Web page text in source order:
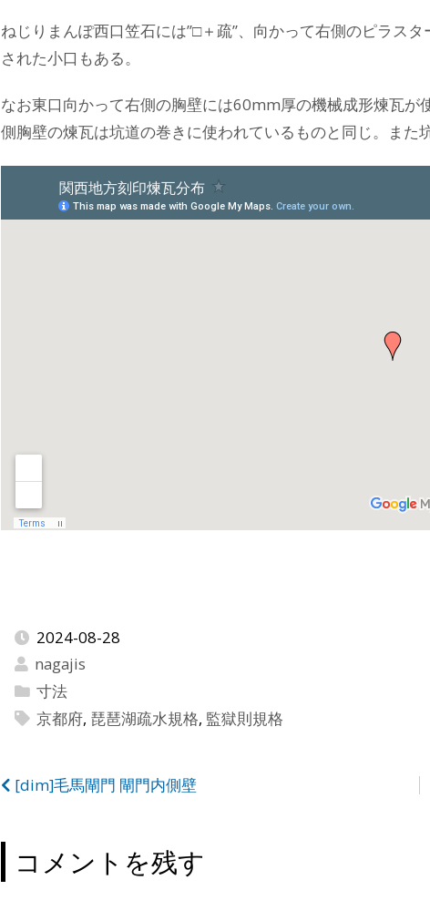
ねじりまんぽ西口笠石には”□＋疏”、向かって右側のピラス
された小口もある。
なお東口向かって右側の胸壁には60mm厚の機械成形煉瓦
側胸壁の煉瓦は坑道の巻きに使われているものと同じ。また
2024-08-28
nagajis
寸法
京都府, 琵琶湖疏水規格, 監獄則規格
投
ナ
ビ
[dim]毛馬閘門 閘門内側壁
コメントを残す